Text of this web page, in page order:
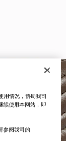
用情况，协助我司
续使用本网站，即
参阅我司的